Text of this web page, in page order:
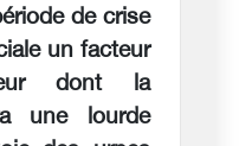
de crise
un facteur
dont la
une lourde